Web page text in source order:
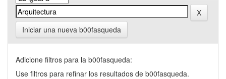
Iniciar una nueva b00fasqueda
Adicione filtros para la b00fasqueda:
Use filtros para refinar los resultados de b00fasqueda.